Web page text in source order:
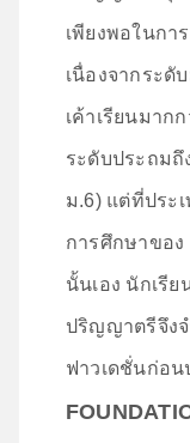
เพียงพอในกา
เนื่องจากระ
เค้าเรียนมาก
ระดับประถม
ม.6) แต่ที่ประ
การศึกษาของ
นั้นเอง นักเรี
ปริญญาตรีจึงจ
ฟาวเดชั่นก่อ